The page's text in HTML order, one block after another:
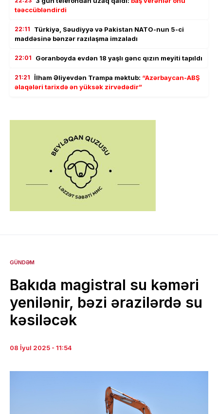
təəccübləndirdi
22:11
Türkiyə, Səudiyyə və Pakistan NATO-nun 5-ci
maddəsinə bənzər razılaşma imzaladı
22:01 Goranboyda evdən 18 yaşlı gənc qızın meyiti tapıldı
21:21 İlham Əliyevdən Trampa məktub: “Azərbaycan-ABŞ
əlaqələri tarixdə ən yüksək zirvədədir”
GÜNDƏM
Bakıda magistral su kəməri
yenilənir, bəzi ərazilərdə su
kəsiləcək
08 İyul 2025 - 11:54